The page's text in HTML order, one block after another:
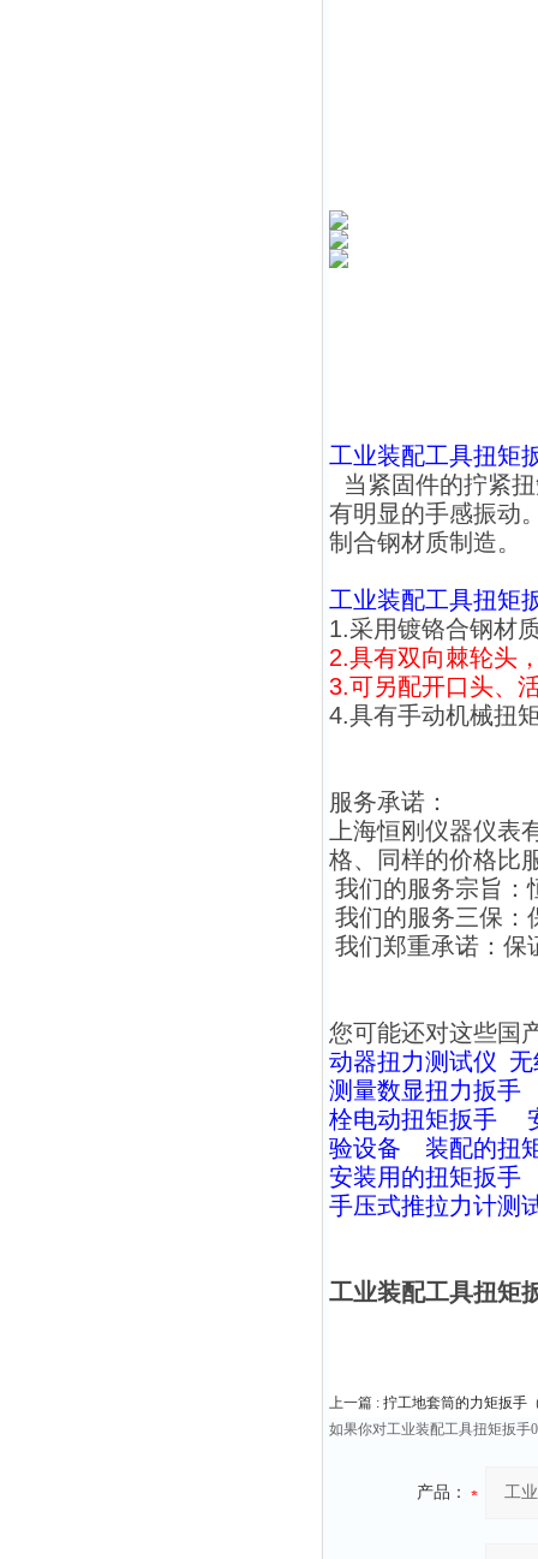
工业装配工具扭矩
当紧固件的拧紧
有明显的手感振动
制合钢材质制造。
工业装配工具扭矩
1.采用镀铬合钢材
2.具有双向棘轮头
3.可另配开口头、
4.具有手动机械扭
服务承诺：
上海恒刚仪器仪
格、同样的价格比
我们的服务宗旨：
我们的服务三保：
我们郑重承诺：保
您可能还对这些国
动器扭力测试仪
测量数显扭力扳手
栓电动扭矩扳手
验设备
装配的扭
安装用的扭矩扳手
手压式推拉力计测
工业装配工具扭矩
上一篇 : 拧工地套筒的力矩扳手
如果你对工业装配工具扭矩扳手
产品：